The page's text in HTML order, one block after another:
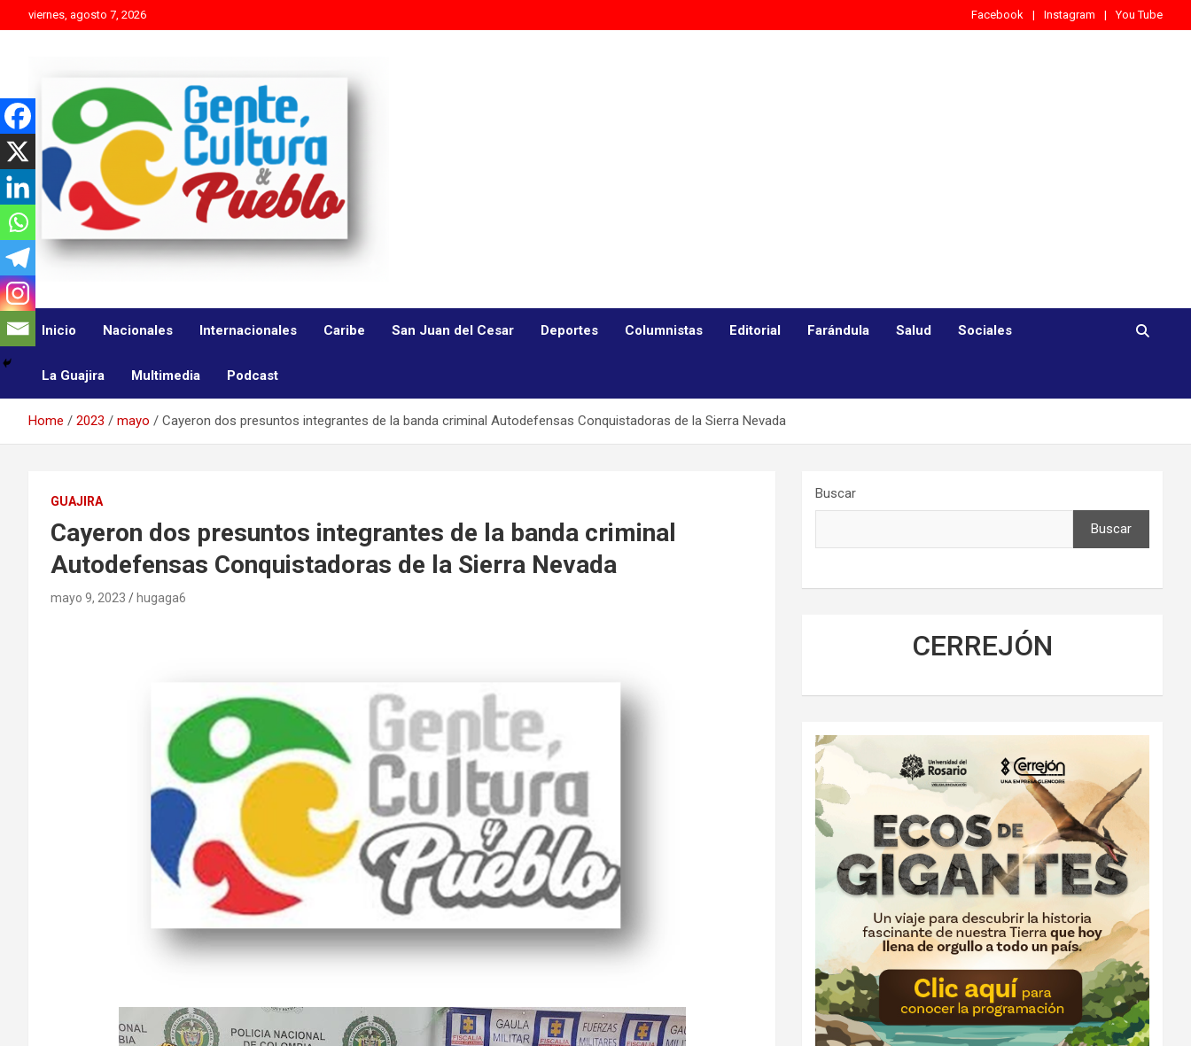
to
viernes, agosto 7, 2026 Facebook Instagram You Tube
Gente Cultura y Pueblo
Es mejor molestar con la verdad que agradar con adulaciones
Inicio Nacionales Internacionales Caribe San Juan del Cesar Deportes Columnistas Editorial Farándula Salud Sociales
La Guajira Multimedia Podcast
Home 2023 mayo Cayeron dos presuntos integrantes de la banda criminal Autodefensas Conquistadoras de la Sierra Nevada
GUAJIRA
Cayeron dos presuntos integrantes de la banda criminal
Autodefensas Conquistadoras de la Sierra Nevada
mayo 9, 2023 hugaga6
Buscar
Buscar
CERREJÓN